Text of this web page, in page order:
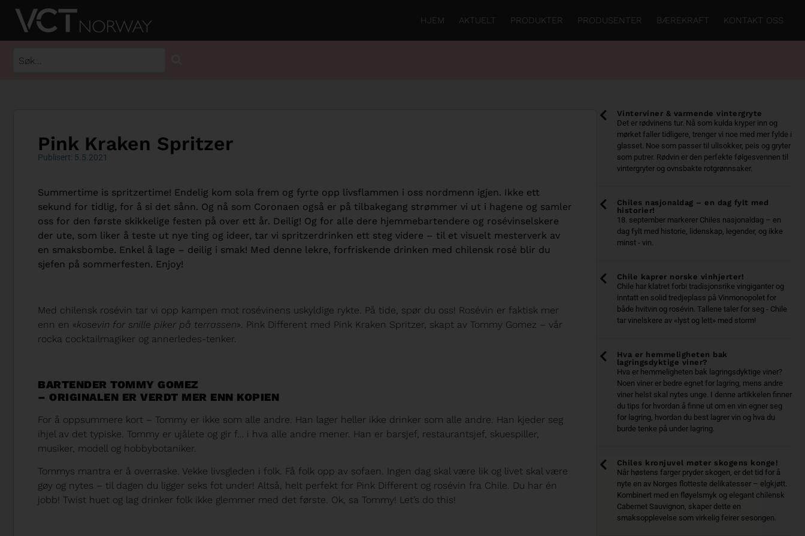
HJEM AKTUELT PRODUKTER PRODUSENTER BÆREKRAFT KONTAKT OSS
Pink Kraken Spritzer
Publisert: 5.5.2021
Summertime is spritzertime! Endelig kom sola frem og fyrte opp livsflammen i oss nordmenn igjen. Ikke ett
sekund for tidlig, for å si det sånn. Og nå som Coronaen også er på tilbakegang strømmer vi ut i hagene og samler
oss for den første skikkelige festen på over ett år. Deilig! Og for alle dere hjemmebartendere og rosévinselskere
der ute, som liker å teste ut nye ting og ideer, tar vi spritzerdrinken ett steg videre – til et visuelt mesterverk av
en smaksbombe. Enkel å lage – deilig i smak! Med denne lekre, forfriskende drinken med chilensk rosé blir du
sjefen på sommerfesten. Enjoy!
Med chilensk rosévin tar vi opp kampen mot rosévinens uskyldige rykte. På tide, spør du oss! Rosévin er faktisk mer
enn en «kosevin for snille piker på terrassen». Pink Different med Pink Kraken Spritzer, skapt av Tommy Gomez – vår
rocka cocktailmagiker og annerledes-tenker.
BARTENDER TOMMY GOMEZ
– ORIGINALEN ER VERDT MER ENN KOPIEN
For å oppsummere kort – Tommy er ikke som alle andre. Han lager heller ikke drinker som alle andre. Han kjeder seg
ihjel av det typiske. Tommy er ujålete og gir f… i hva alle andre mener. Han er barsjef, restaurantsjef, skuespiller,
musiker, modell og hobbybotaniker.
Tommys mantra er å overraske. Vekke livsgleden i folk. Få folk opp av sofaen. Ingen dag skal være lik og livet skal være
gøy og nytes – til dagen du ligger seks fot under! Altså, helt perfekt for Pink Different og rosévin fra Chile. Du har én
jobb! Twist huet og lag drinker folk ikke glemmer med det første. Ok, sa Tommy! Let’s do this!
Vinterviner & varmende vintergryte
Det er rødvinens tur. Nå som kulda kryper inn og
mørket faller tidligere, trenger vi noe med mer fylde i
glasset. Noe som passer til ullsokker, peis og gryter
som putrer. Rødvin er den perfekte følgesvennen til
vintergryter og ovnsbakte rotgrønnsaker.
Chiles nasjonaldag – en dag fylt med
historier!
18. september markerer Chiles nasjonaldag – en
dag fylt med historie, lidenskap, legender, og ikke
minst - vin.
Chile kaprer norske vinhjerter!
Chile har klatret forbi tradisjonsrike vingiganter og
inntatt en solid tredjeplass på Vinmonopolet for
både hvitvin og rosévin. Tallene taler for seg - Chile
tar vinelskere av «lyst og lett» med storm!
Hva er hemmeligheten bak
lagringsdyktige viner?
Hva er hemmeligheten bak lagringsdyktige viner?
Noen viner er bedre egnet for lagring, mens andre
viner helst skal nytes unge. I denne artikkelen finner
du tips for hvordan å finne ut om en vin egner seg
for lagring, hvordan du best lagrer vin og hva du
burde tenke på under lagring.
Chiles kronjuvel møter skogens konge!
Når høstens farger pryder skogen, er det tid for å
nyte en av Norges flotteste delikatesser – elgkjøtt.
Kombinert med en fløyelsmyk og elegant chilensk
Cabernet Sauvignon, skaper dette en
smaksopplevelse som virkelig feirer sesongen.